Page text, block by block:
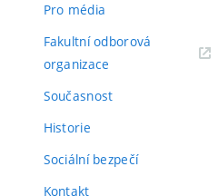
Pro média
Fakultní odborová
organizace
Současnost
Historie
Sociální bezpečí
Kontakt